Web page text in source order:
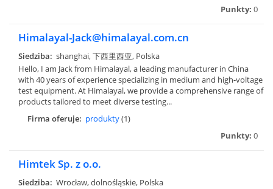
Punkty: 0
Himalayal-Jack@himalayal.com.cn
Siedziba: shanghai, 下西里西亚, Polska
Hello, I am Jack from Himalayal, a leading manufacturer in China
with 40 years of experience specializing in medium and high-voltage
test equipment. At Himalayal, we provide a comprehensive range of
products tailored to meet diverse testing...
Firma oferuje: produkty(1)
Punkty: 0
Himtek Sp. z o.o.
Siedziba: Wrocław, dolnośląskie, Polska